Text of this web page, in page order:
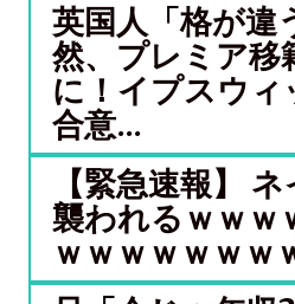
英国人「格が違
然、プレミア移
に！イプスウィ
合意...
【緊急速報】 ネ
襲われるｗｗｗ
ｗｗｗｗｗｗｗ